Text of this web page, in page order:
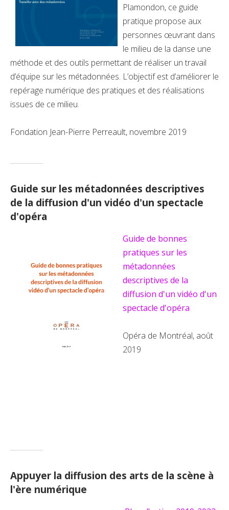
Plamondon, ce guide
pratique propose aux
personnes œuvrant dans
le milieu de la danse une
méthode et des outils permettant de réaliser un travail
d’équipe sur les métadonnées. L’objectif est d’améliorer le
repérage numérique des pratiques et des réalisations
issues de ce milieu.
Fondation Jean-Pierre Perreault, novembre 2019
Guide sur les métadonnées descriptives
de la diffusion d'un vidéo d'un spectacle
d'opéra
Guide de bonnes
pratiques sur les
métadonnées
descriptives de la
diffusion d'un vidéo d'un
spectacle d'opéra
Opéra de Montréal, août
2019
Appuyer la diffusion des arts de la scène à
l'ère numérique